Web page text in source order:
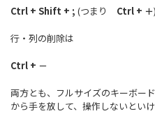
Ctrl + Shift + ; (つまり Ctrl + ＋)
行・列の削除は
Ctrl + －
両方とも、フルサイズのキーボー
から手を放して、操作しないといけ